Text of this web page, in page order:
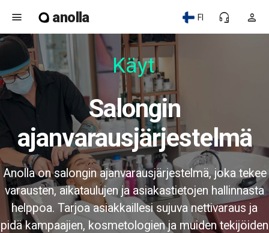
menu anolla person
headset_mic
FI
Käytt
Salongin
ajanvarausjärjestelmä
Anolla on salongin ajanvarausjärjestelmä, joka tekee
varausten, aikataulujen ja asiakastietojen hallinnasta
helppoa. Tarjoa asiakkaillesi sujuva nettivaraus ja
pidä kampaajien, kosmetologien ja muiden tekijöiden